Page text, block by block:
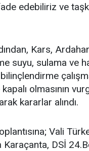
edebiliriz ve
Kars,
suyu, sulama ve
olmasının
kararlar alındı.
Vali
Karaçanta, DSİ